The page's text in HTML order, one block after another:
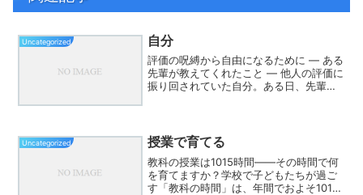
Uncategorized 自分
評価の呪縛から自由になるために ― ある
先輩が教えてくれたこと ― 他人の評価に
振り回されていた自分。ある日、先輩の
たが何をして...
Uncategorized 授業で育てる
教科の授業は1015時間――その時間で何
を育てますか？学校で子どもたちが過ご
す「教科の時間」は、年間でおよそ1015